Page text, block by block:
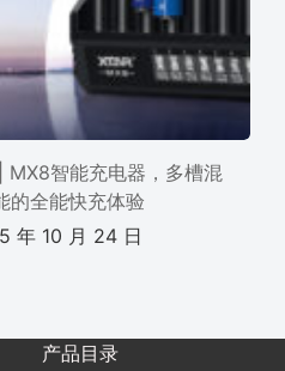
MX8智能充电器，多槽混
的全能快充体验
年 10 月 24 日
产品目录